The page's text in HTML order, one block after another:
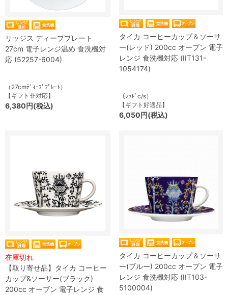
リッジス ディーププレート
27cm 電子レンジ温め 食洗機対
応 (52257-6004)
（27cmﾃﾞｨｰﾌﾟﾌﾟﾚｰﾄ）
【ギフト非対応】
6,380円(税込)
タイカ コーヒーカップ＆ソーサ
ー(レッド) 200cc オーブン 電子
レンジ 食洗機対応 (IIT131-
1054174)
（ﾚｯﾄﾞc/s）
【ギフト好適品】
6,050円(税込)
在庫切れ
【取り寄せ品】タイカ コーヒー
カップ&ソーサー(ブラック)
200cc オーブン 電子レンジ 食
タイカ コーヒーカップ＆ソーサ
ー(ブルー) 200cc オーブン 電子
レンジ 食洗機対応 (IIT103-
5100004)